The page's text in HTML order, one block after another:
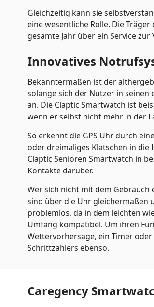
Gleichzeitig kann sie
eine wesentliche Rolle. Die
gesamte Jahr über ein Service
Innovatives
Bekanntermaßen ist der
solange sich der Nutzer in
an. Die Claptic Smartwatch ist
wenn er selbst nicht mehr in der
So erkennt die GPS Uhr durch
oder dreimaliges Klatschen in die
Claptic Senioren Smartwatch in
Kontakte darüber.
Wer sich nicht mit dem Gebrauch
sind über die Uhr gleichermaßen
problemlos, da in dem leichten
Umfang kompatibel. Um ihren
Wettervorhersage, ein Timer
Schrittzählers ebenso.
Caregency